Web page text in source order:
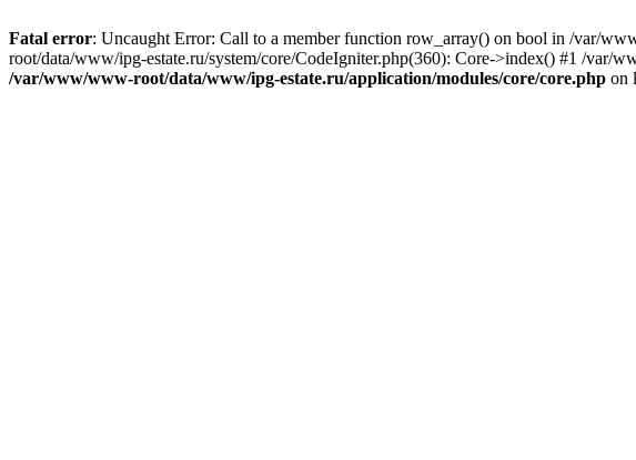
Fatal error: Uncaught Error: Call to a member function row_array() on bool in /var/
root/data/www/ipg-estate.ru/system/core/CodeIgniter.php(360): Core->index() #1 /
/var/www/www-root/data/www/ipg-estate.ru/application/modules/core/core.php on